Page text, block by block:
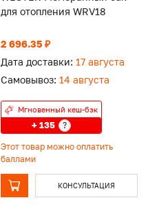
для отопления WRV18
2 696.35 ₽
Дата доставки: 17 августа
Самовывоз: 14 августа
Мгновенный кеш-бэк
+ 135 ?
Этот товар можно оплатить
баллами
КОНСУЛЬТАЦИЯ